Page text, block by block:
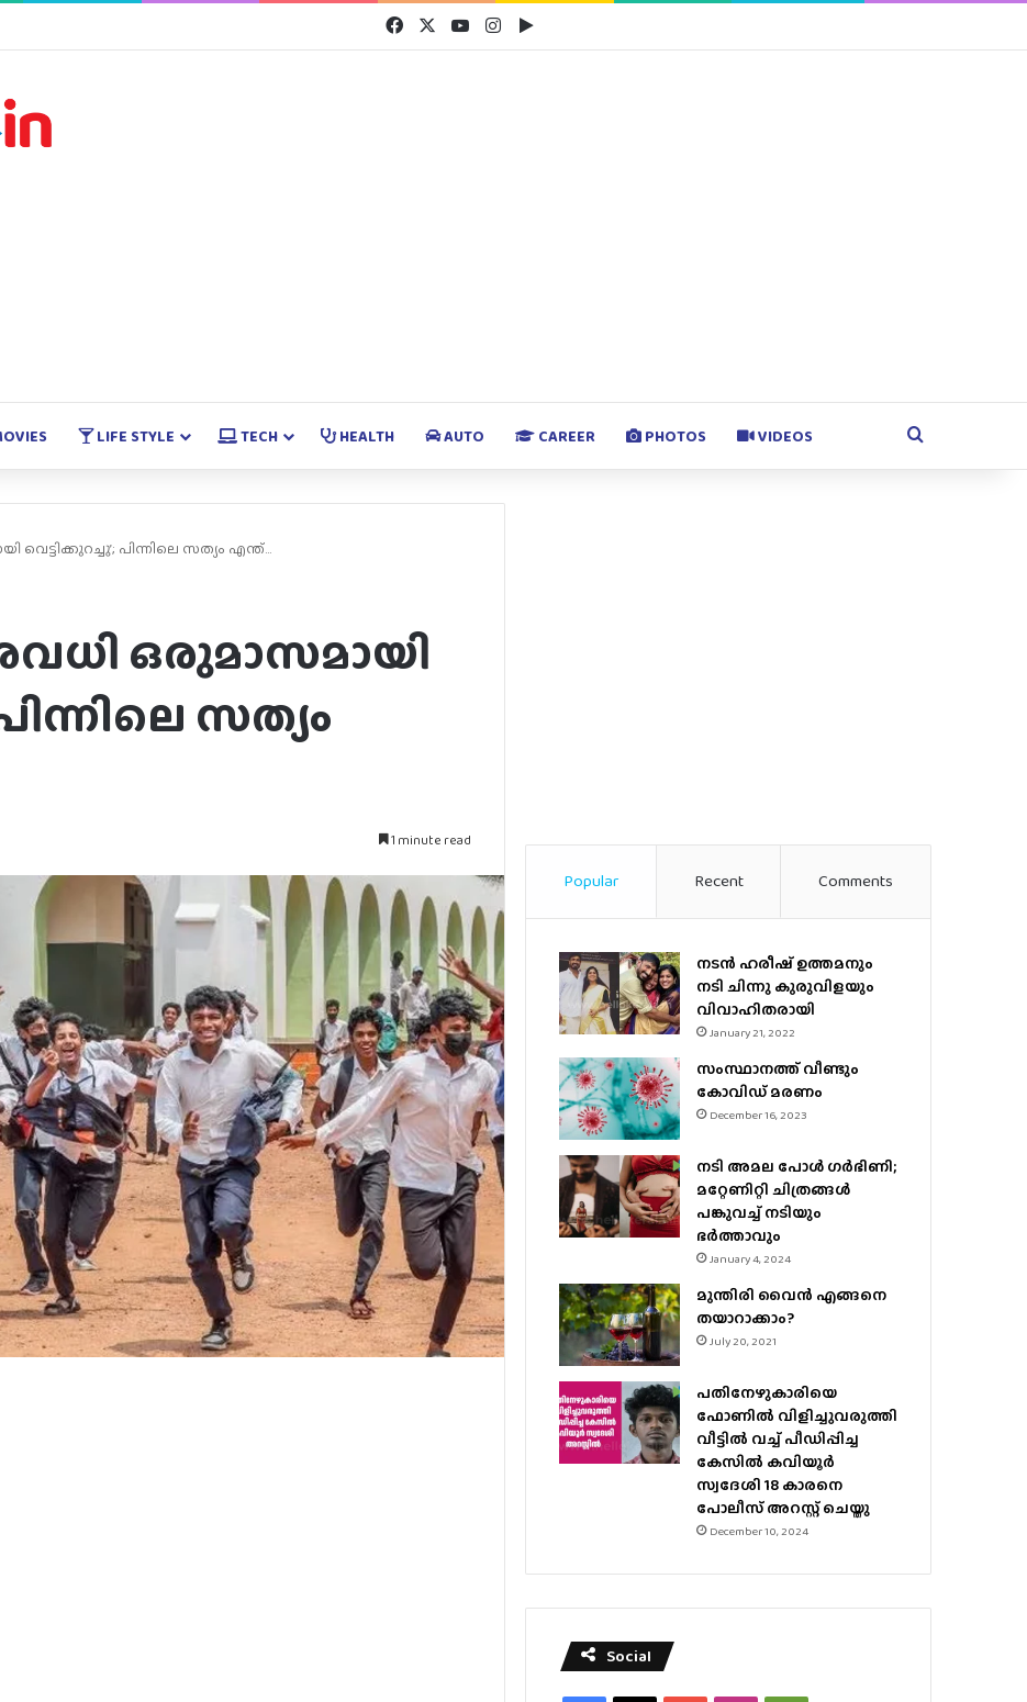
FacebookYouTubeInstagramGoogle Play
LIFE STYLE TECH HEALTH AUTO CAREER PHOTOS VIDEOS Search for
പിന്നിലെ സത്യം എന്ത്…
ഒരുമാസമായി
സത്യം
1 minute read
Popular Recent Comments
നടന്‍ ഹരീഷ് ഉത്തമനും
നടി ചിന്നു കുരുവിളയും
വിവാഹിതരായി
January 21, 2022
സംസ്ഥാനത്ത് വീണ്ടും
കോവിഡ് മരണം
December 16, 2023
നടി അമല പോൾ ​ഗർഭിണി;
മറ്റേണിറ്റി ചിത്രങ്ങള്‍
പങ്കുവച്ച് നടിയും
ഭർത്താവും
January 4, 2024
മുന്തിരി വൈന്‍ എങ്ങനെ
തയാറാക്കാം?
July 20, 2021
പതിനേഴുകാരിയെ
ഫോണിൽ വിളിച്ചുവരുത്തി
വീട്ടിൽ വച്ച് പീഡിപ്പിച്ച
കേസിൽ കവിയൂർ
സ്വദേശി 18 കാരനെ
പോലീസ് അറസ്റ്റ് ചെയ്തു
December 10, 2024
Social